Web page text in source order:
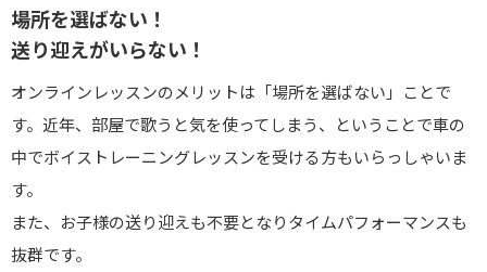
場所を選ばない！
送り迎えがいらない！
オンラインレッスンのメリットは「場所を選ばない」ことで
す。近年、部屋で歌うと気を使ってしまう、ということで車の
中でボイストレーニングレッスンを受ける方もいらっしゃいま
す。
また、お子様の送り迎えも不要となりタイムパフォーマンスも
抜群です。